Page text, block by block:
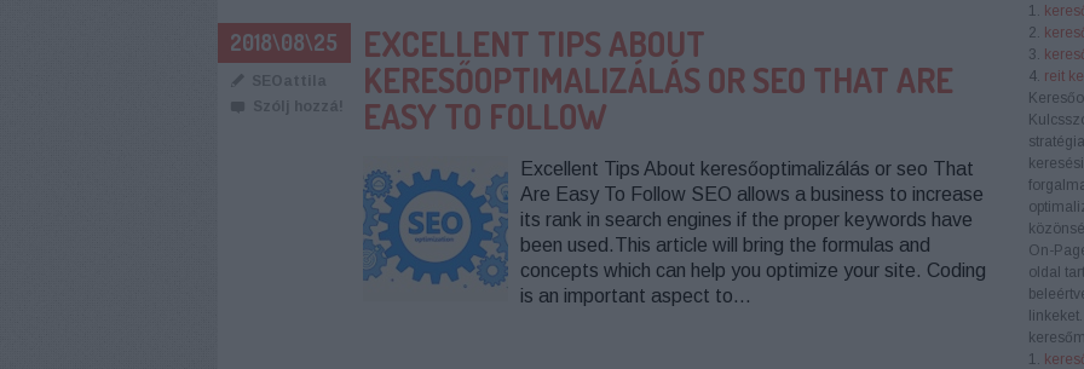
2018\08\25
SEOattila
Szólj hozzá!
EXCELLENT TIPS ABOUT
KERESŐOPTIMALIZÁLÁS OR SEO THAT ARE
EASY TO FOLLOW
Excellent Tips About keresőoptimalizálás or seo That
Are Easy To Follow SEO allows a business to increase
its rank in search engines if the proper keywords have
been used.This article will bring the formulas and
concepts which can help you optimize your site. Coding
is an important aspect to…
1.
2.
3.
4. reit
On-
oldal
1.